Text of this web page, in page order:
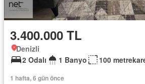
3.400.000 TL
Denizli
2 Odalı
1 Banyo 100
1 hafta, 6 gün önce